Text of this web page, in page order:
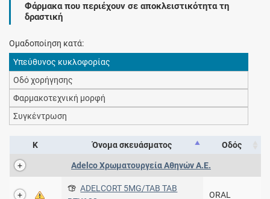
Φάρμακα που περιέχουν σε αποκλειστικότητα τη
δραστική
Ομαδοποίηση κατά:
Υπεύθυνος κυκλοφορίας
Οδό χορήγησης
Φαρμακοτεχνική μορφή
Συγκέντρωση
Κ Όνομα σκευάσματος Οδός
Adelco Χρωματουργεία Αθηνών Α.Ε.
ADELCORT 5MG/TAB TAB
ORAL